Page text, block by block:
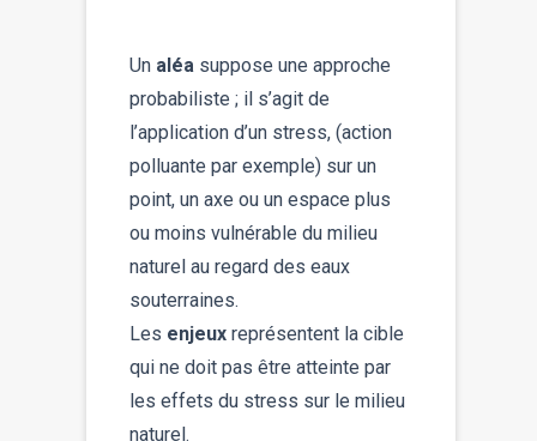
Un aléa suppose une approche
probabiliste ; il s’agit de
l’application d’un stress, (action
polluante par exemple) sur un
point, un axe ou un espace plus
ou moins vulnérable du milieu
naturel au regard des eaux
souterraines.
Les enjeux représentent la cible
qui ne doit pas être atteinte par
les effets du stress sur le milieu
naturel.